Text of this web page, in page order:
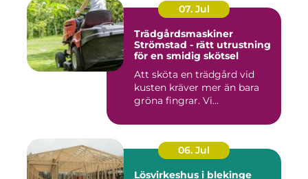
07. Jul
Trädgårdsmaskiner
Strömstad - rätt utrustning
för en smidig skötsel
Att sköta en trädgård vid
kusten kräver mer än bara
gröna fingrar. Vi...
06. Jul
Lösvirkeshus i blekinge